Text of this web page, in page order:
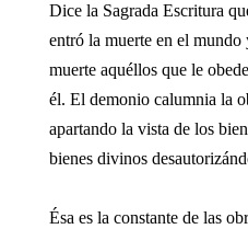
Dice la Sagrada Escritura
entró la muerte en el
muerte aquéllos que le
él. El demonio calumnia la
apartando la vista de los
bienes divinos
Ésa es la constante de las